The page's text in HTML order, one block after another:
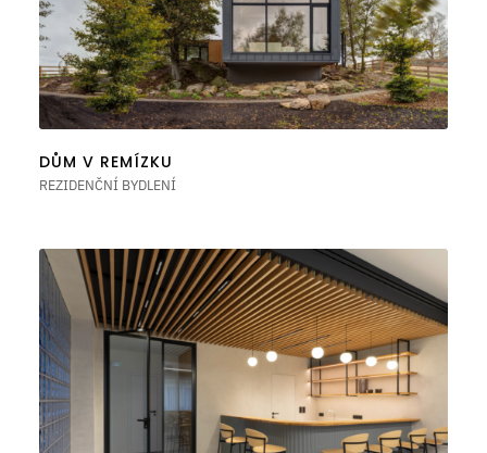
DŮM V REMÍZKU
REZIDENČNÍ BYDLENÍ